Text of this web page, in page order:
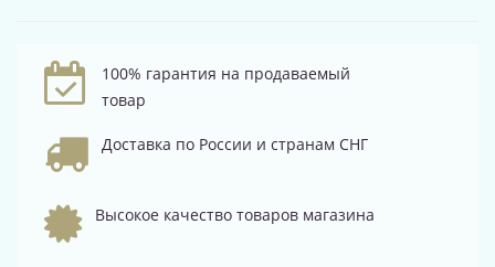
100% гарантия на продаваемый
товар
Доставка по России и странам СНГ
Высокое качество товаров магазина